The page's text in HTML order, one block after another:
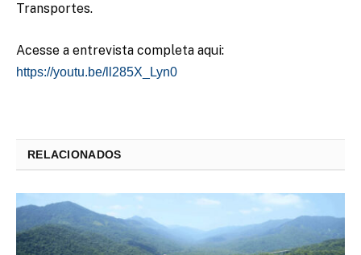
Transportes.
Acesse a entrevista completa aqui:
https://youtu.be/ll285X_Lyn0
RELACIONADOS